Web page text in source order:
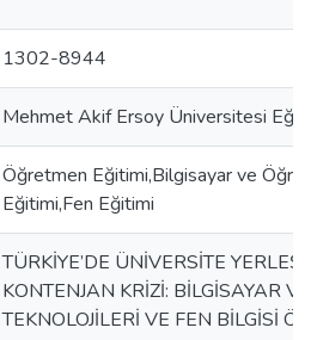
1302-8944
Mehmet Akif Ersoy Üniversitesi
Öğretmen Eğitimi,Bilgisayar ve
Eğitimi,Fen Eğitimi
TÜRKİYE’DE ÜNİVERSİTE
KONTENJAN KRİZİ: BİLGİSAYAR
TEKNOLOJİLERİ VE FEN BİLGİSİ